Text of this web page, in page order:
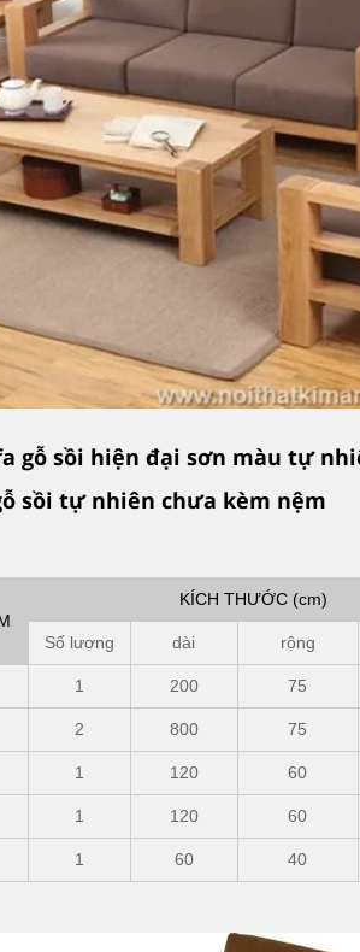
gỗ sồi hiện đại sơn màu tự
sồi tự nhiên chưa kèm nệm
KÍCH THƯỚC (cm)
Số lượng dài rộng
1 200 75
2 800 75
1 120 60
1 120 60
1 60 40